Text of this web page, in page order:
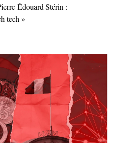
Édouard Stérin :
tech »